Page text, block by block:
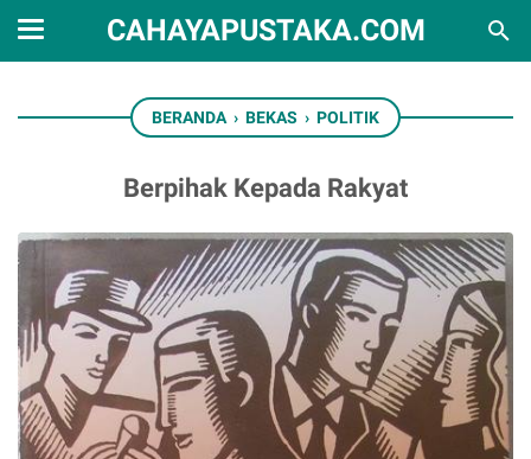
CAHAYAPUSTAKA.COM
BERANDA › BEKAS › POLITIK
Berpihak Kepada Rakyat